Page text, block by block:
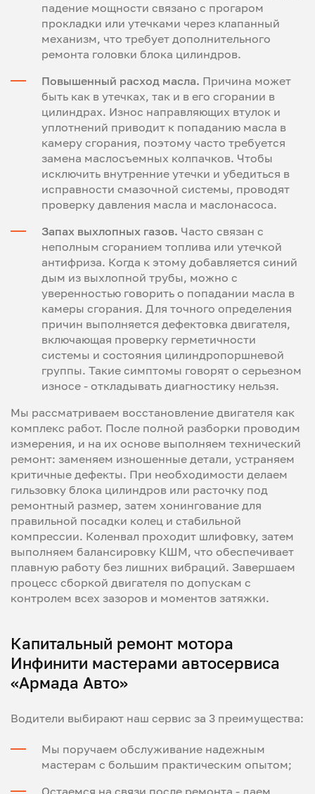
падение мощности связано с прогаром
прокладки или утечками через клапанный
механизм, что требует дополнительного
ремонта головки блока цилиндров.
Повышенный расход масла. Причина может
быть как в утечках, так и в его сгорании в
цилиндрах. Износ направляющих втулок и
уплотнений приводит к попаданию масла в
камеру сгорания, поэтому часто требуется
замена маслосъемных колпачков. Чтобы
исключить внутренние утечки и убедиться в
исправности смазочной системы, проводят
проверку давления масла и маслонасоса.
Запах выхлопных газов. Часто связан с
неполным сгоранием топлива или утечкой
антифриза. Когда к этому добавляется синий
дым из выхлопной трубы, можно с
уверенностью говорить о попадании масла в
камеры сгорания. Для точного определения
причин выполняется дефектовка двигателя,
включающая проверку герметичности
системы и состояния цилиндропоршневой
группы. Такие симптомы говорят о серьезном
износе - откладывать диагностику нельзя.
Мы рассматриваем восстановление двигателя как
комплекс работ. После полной разборки проводим
измерения, и на их основе выполняем технический
ремонт: заменяем изношенные детали, устраняем
критичные дефекты. При необходимости делаем
гильзовку блока цилиндров или расточку под
ремонтный размер, затем хонингование для
правильной посадки колец и стабильной
компрессии. Коленвал проходит шлифовку, затем
выполняем балансировку КШМ, что обеспечивает
плавную работу без лишних вибраций. Завершаем
процесс сборкой двигателя по допускам с
контролем всех зазоров и моментов затяжки.
Капитальный ремонт мотора
Инфинити мастерами автосервиса
«Армада Авто»
Водители выбирают наш сервис за 3 преимущества:
Мы поручаем обслуживание надежным
мастерам с большим практическим опытом;